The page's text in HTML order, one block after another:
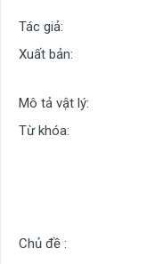
Tác giả:
Xuất bản:
Mô tả vật lý:
Từ khóa:
Chủ đề :